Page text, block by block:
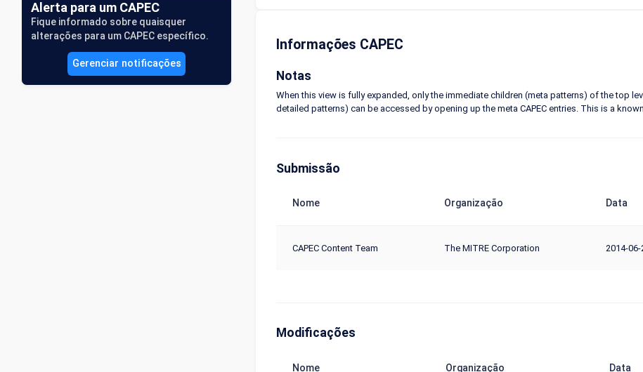
Alerta para um CAPEC
Fique informado sobre quaisquer
alterações para um CAPEC específico.
Gerenciar notificações
Informações CAPEC
Notas
When this view is fully expanded, only the immediate children (meta patterns) of the top
detailed patterns) can be accessed by opening up the meta CAPEC entries. This is a
Submissão
Nome Organização Data
CAPEC Content Team The MITRE Corporation 2014-06-
Modificações
Nome Organização Data